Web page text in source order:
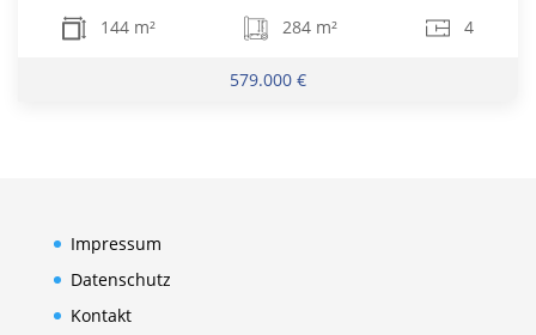
144 m² 284 m² 4
579.000 €
Impressum
Datenschutz
Kontakt